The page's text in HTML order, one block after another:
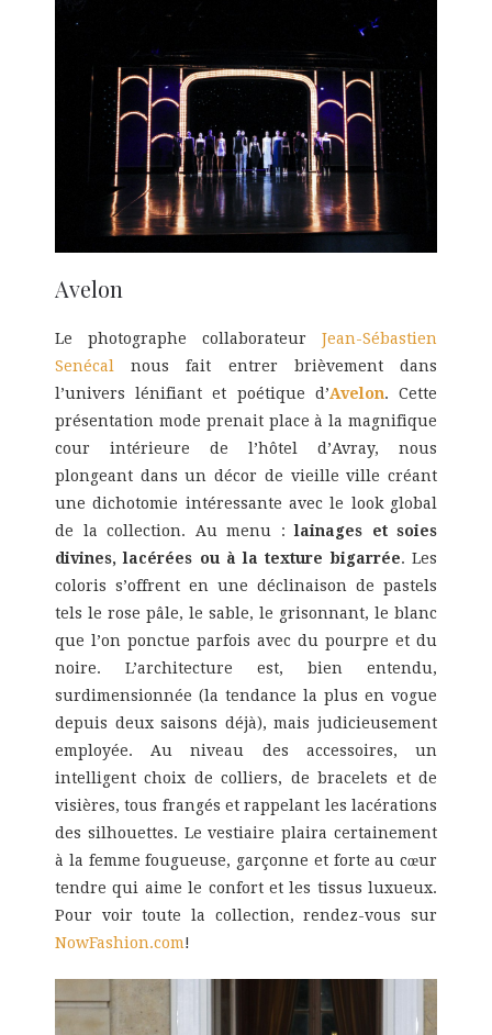
Avelon
Le photographe collaborateur Jean-Sébastien
Senécal
nous fait entrer brièvement dans
l’univers lénifiant et poétique d’Avelon. Cette
présentation mode prenait place à la magnifique
cour intérieure de l’hôtel d’Avray, nous
plongeant dans un décor de vieille ville créant
une dichotomie intéressante avec le look global
de la collection. Au menu :lainages et soies
divines, lacérées ou à la texture bigarrée. Les
coloris s’offrent en une déclinaison de pastels
tels le rose pâle, le sable, le grisonnant, le blanc
que l’on ponctue parfois avec du pourpre et du
noire. L’architecture est, bien entendu,
surdimensionnée (la tendance la plus en vogue
depuis deux saisons déjà), mais judicieusement
employée. Au niveau des accessoires, un
intelligent choix de colliers, de bracelets et de
visières, tous frangés et rappelant les lacérations
des silhouettes. Le vestiaire plaira certainement
à la femme fougueuse, garçonne et forte au cœur
tendre qui aime le confort et les tissus luxueux.
Pour voir toute la collection, rendez-vous sur
NowFashion.com!